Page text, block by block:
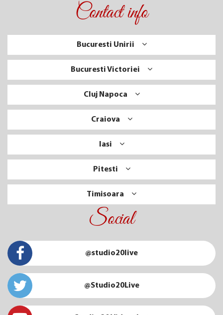
Contact info
Bucuresti Unirii
Bucuresti Victoriei
Cluj Napoca
Craiova
Iasi
Pitesti
Timisoara
Social
@studio20live
@Studio20Live